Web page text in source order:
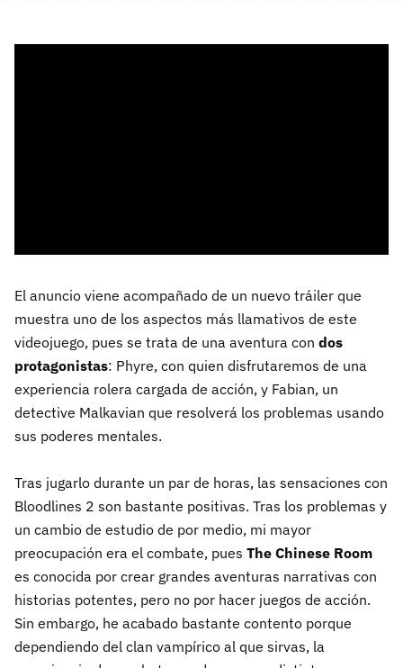
El anuncio viene acompañado de un nuevo tráiler que
muestra uno de los aspectos más llamativos de este
videojuego, pues se trata de una aventura con dos
protagonistas: Phyre, con quien disfrutaremos de una
experiencia rolera cargada de acción, y Fabian, un
detective Malkavian que resolverá los problemas usando
sus poderes mentales.
Tras jugarlo durante un par de horas, las sensaciones con
Bloodlines 2 son bastante positivas. Tras los problemas y
un cambio de estudio de por medio, mi mayor
preocupación era el combate, pues The Chinese Room
es conocida por crear grandes aventuras narrativas con
historias potentes, pero no por hacer juegos de acción.
Sin embargo, he acabado bastante contento porque
dependiendo del clan vampírico al que sirvas, la